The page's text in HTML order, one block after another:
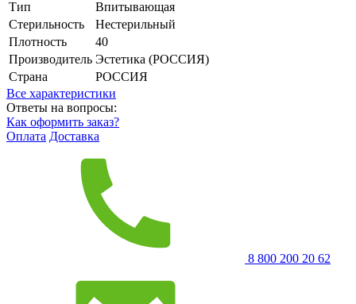
Тип
Впитывающая
Стерильность
Нестерильный
Плотность
40
Производитель Эстетика (РОССИЯ)
Страна
РОССИЯ
Все характеристики
Ответы на вопросы:
Как оформить заказ?
Оплата Доставка
8 800 200 20 62